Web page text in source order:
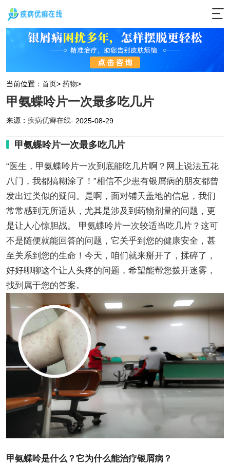
当前位置： 首页> 药物>
甲氨蝶呤片一次最多吃几片
来源： 疾病优癣在线· 2025-08-29
甲氨蝶呤片一次最多吃几片
“医生，甲氨蝶呤片一次到底能吃几片啊？网上说法五花
八门，我都搞糊涂了！”相信不少患有银屑病的朋友都曾
发出过类似的疑问。是啊，面对铺天盖地的信息，我们
常常感到无所适从，尤其是涉及到药物剂量的问题，更
是让人心惊胆战。 甲氨蝶呤片一次较适当吃几片？这可
不是随便就能回答的问题，它关乎到您的健康安全，甚
至关系到您的生命！今天，咱们就来掰开了，揉碎了，
好好聊聊这个让人头疼的问题，希望能帮您拨开迷雾，
找到属于您的答案。
甲氨蝶呤是什么？它为什么能治疗银屑病？